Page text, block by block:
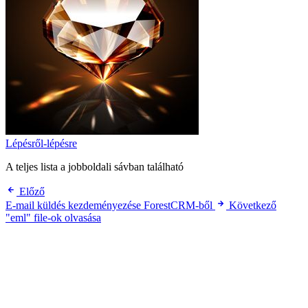
Lépésről-lépésre
A teljes lista a jobboldali sávban található
Előző
E-mail küldés kezdeményezése ForestCRM-ből
Következő
"eml" file-ok olvasása